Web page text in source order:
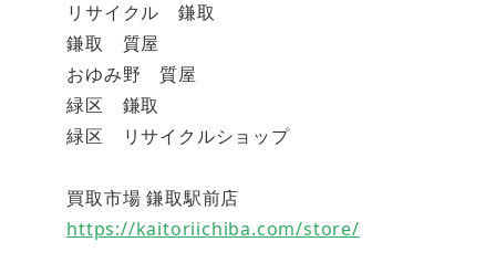
リサイクル 鎌取
鎌取 質屋
おゆみ野 質屋
緑区 鎌取
緑区 リサイクルショップ
買取市場 鎌取駅前店
https://kaitoriichiba.com/store/